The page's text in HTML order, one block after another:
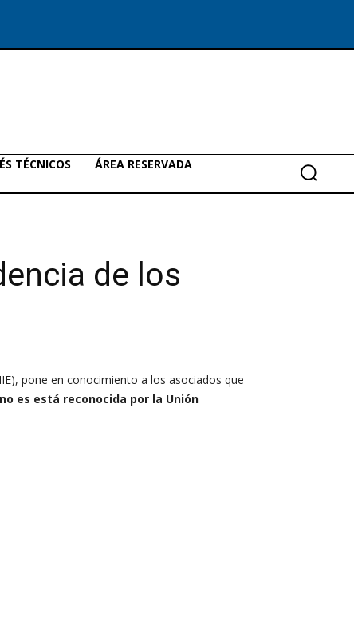
TÉCNICOS
ÁREA RESERVADA
de los
pone en conocimiento a los asociados que
es está reconocida por la Unión